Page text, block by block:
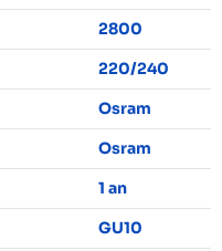
2800
220/240
Osram
Osram
1 an
GU10